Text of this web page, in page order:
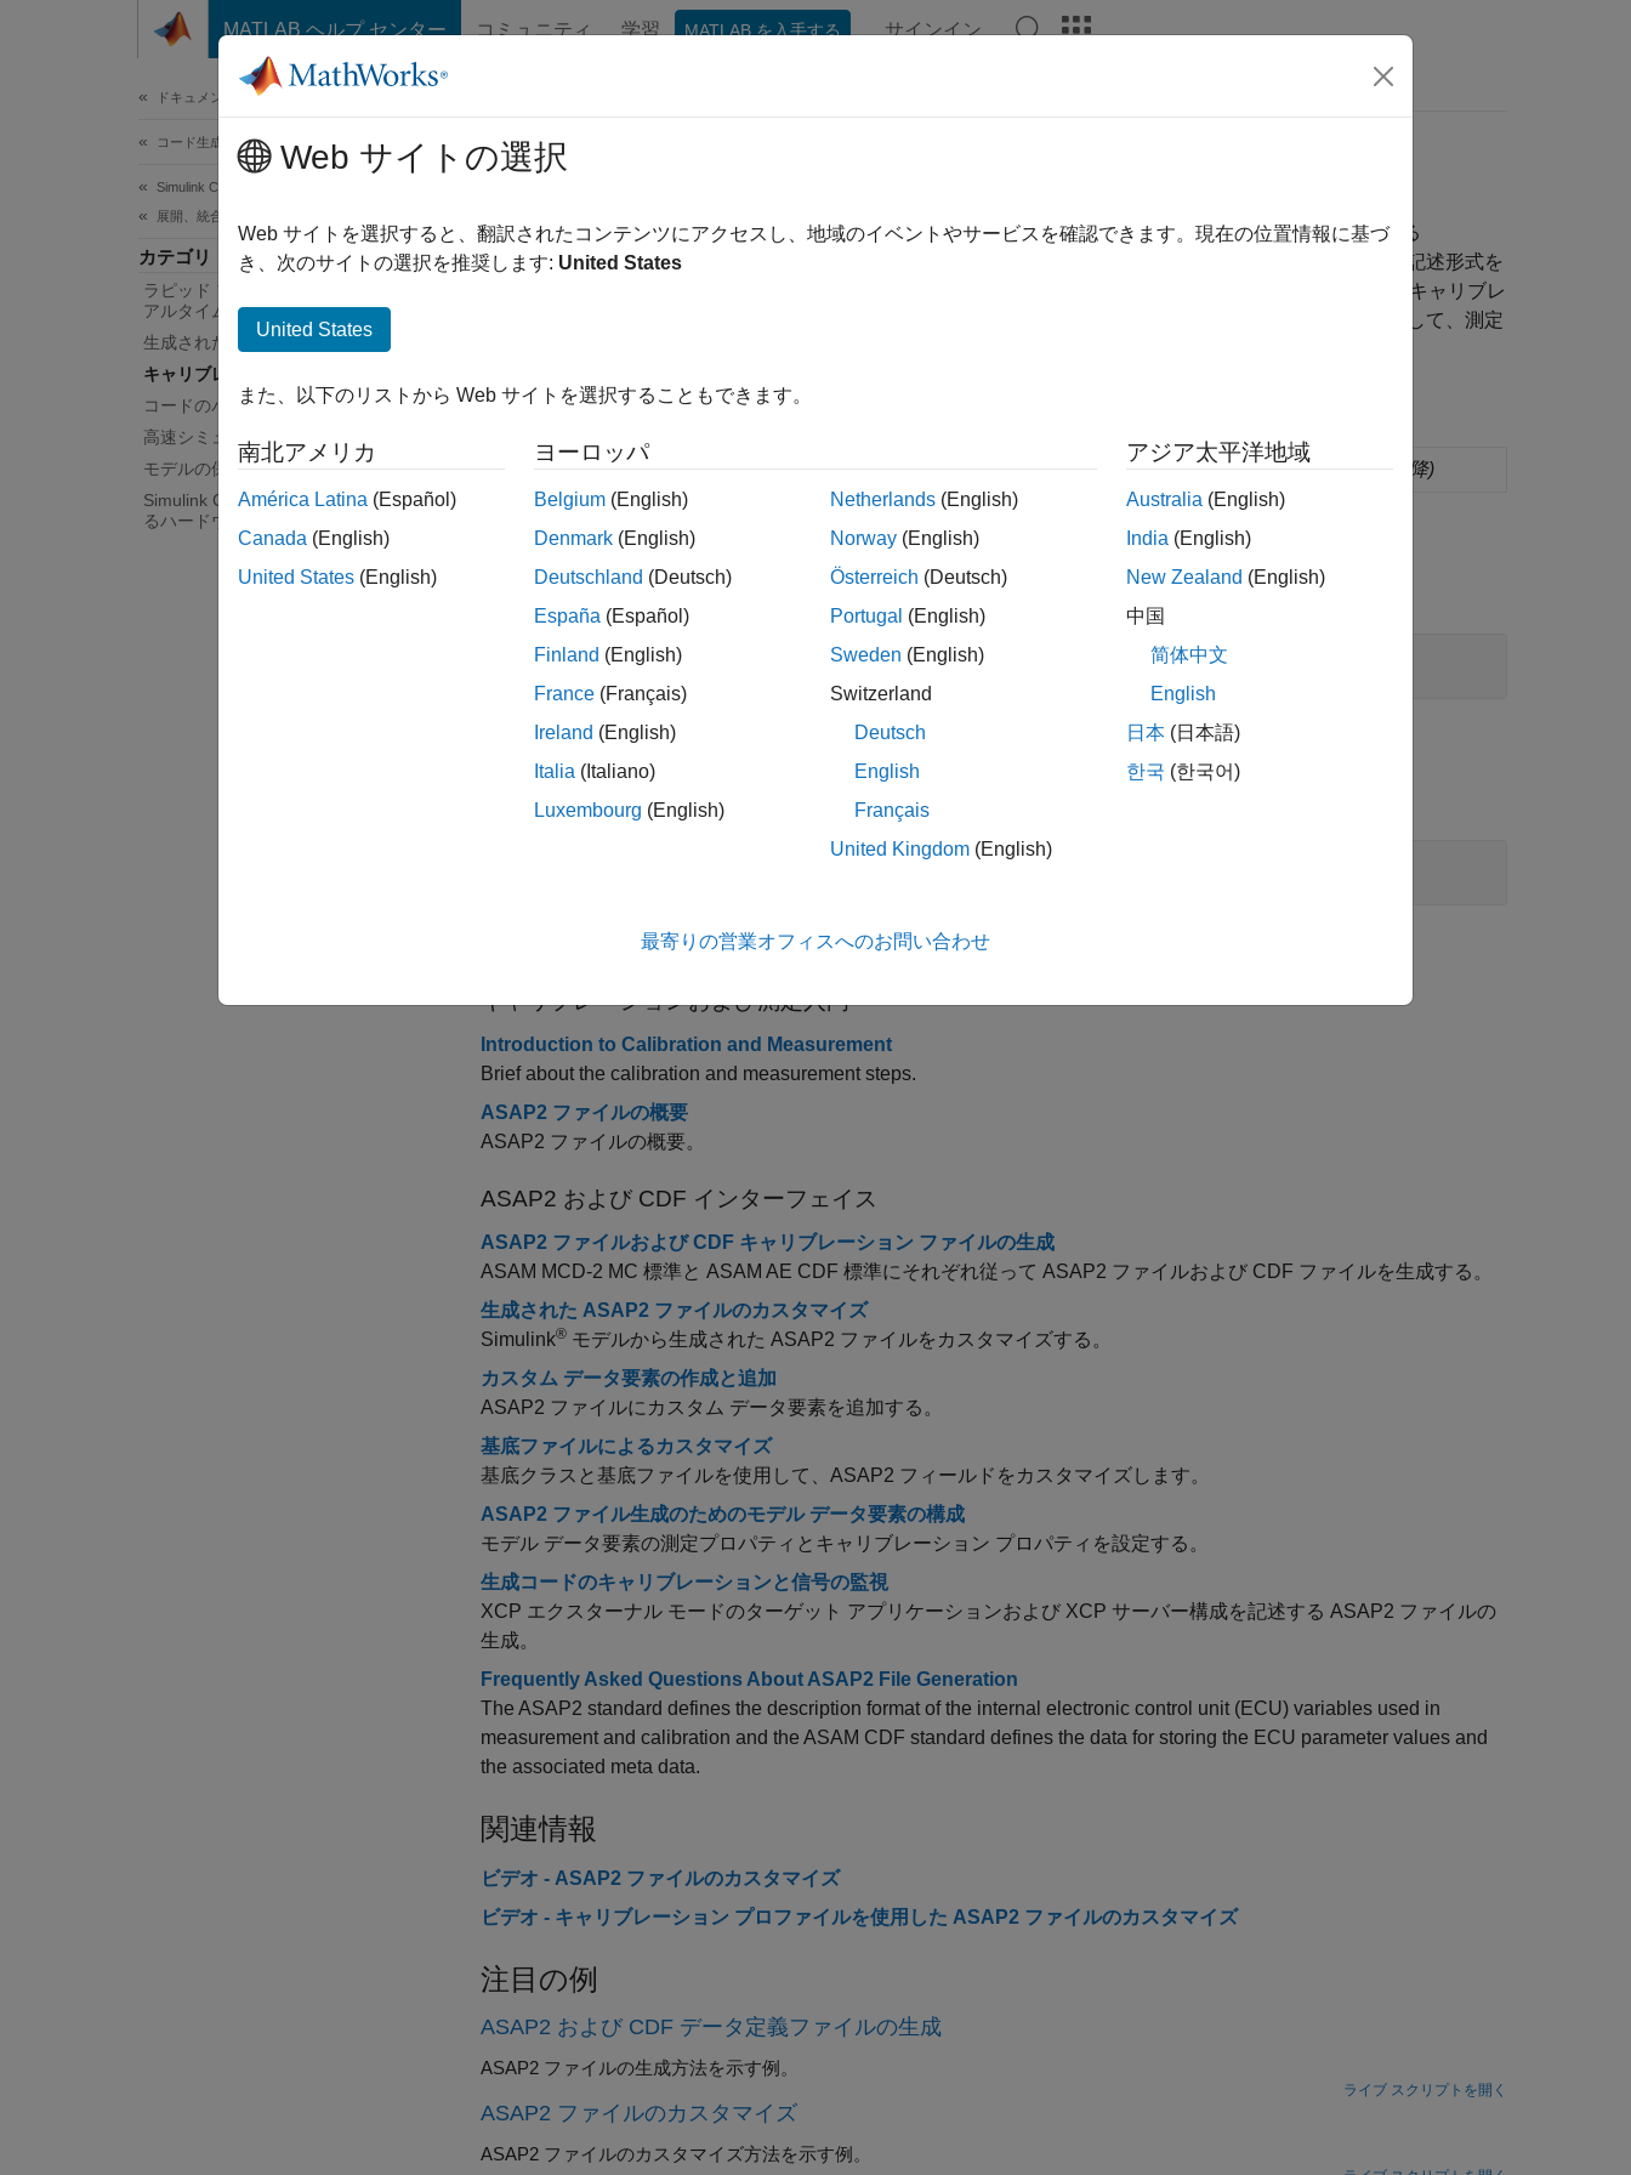
コンテンツへスキップ
MATLAB ヘルプ センター コミュニティ 学習 MATLAB を入手する サインイン
ドキュメンテーションのホーム
コード生成
Simulink Coder
展開、統合、サポートされているハードウェア
カテゴリ
ラピッド プロトタイピングおよびリ
アルタイム シミュレーション
生成されたコードのインターフェイス
キャリブレーションおよび測定
コードのパッケージ化
高速シミュレーション
モデルの保護
Simulink Coder でサポートされてい
るハードウェア
キャリブレーションおよび測定
ASAP2 および CDF キャリブレーション ファイルを使用してパラメーターを調整し、信号データを測定する
キャリブレーションは、精度と一貫性を満たすようにデバイスを調整するプロセスです。内部 ECU 変数の記述形式を
含む ASAP2 ファイルをエクスポートするか、マシンが判読可能な形式でパラメーターに関する情報を含むキャリブレ
ーション データ形式 (CDF) ファイルをエクスポートします。ASAP2 ファイルおよび CDF ファイルを使用して、測定
ツール
キャリブレーション ファイルの生成 ASAP2 ファイルおよび CDF ファイルを生成する(R2021b 以降)
クラス
すべて展開する
ASAP2 のカスタマイズ
関数
ASAP2 および CDF インターフェイス
キャリブレーションおよび測定入門
Introduction to Calibration and Measurement
Brief about the calibration and measurement steps.
ASAP2 ファイルの概要
ASAP2 ファイルの概要。
ASAP2 および CDF インターフェイス
ASAP2 ファイルおよび CDF キャリブレーション ファイルの生成
ASAM MCD-2 MC 標準と ASAM AE CDF 標準にそれぞれ従って ASAP2 ファイルおよび CDF ファイルを生成する。
生成された ASAP2 ファイルのカスタマイズ
Simulink® モデルから生成された ASAP2 ファイルをカスタマイズする。
カスタム データ要素の作成と追加
ASAP2 ファイルにカスタム データ要素を追加する。
基底ファイルによるカスタマイズ
基底クラスと基底ファイルを使用して、ASAP2 フィールドをカスタマイズします。
ASAP2 ファイル生成のためのモデル データ要素の構成
モデル データ要素の測定プロパティとキャリブレーション プロパティを設定する。
生成コードのキャリブレーションと信号の監視
XCP エクスターナル モードのターゲット アプリケーションおよび XCP サーバー構成を記述する ASAP2 ファイルの
生成。
Frequently Asked Questions About ASAP2 File Generation
The ASAP2 standard defines the description format of the internal electronic control unit (ECU) variables used in
measurement and calibration and the ASAM CDF standard defines the data for storing the ECU parameter values and
the associated meta data.
関連情報
ビデオ - ASAP2 ファイルのカスタマイズ
ビデオ - キャリブレーション プロファイルを使用した ASAP2 ファイルのカスタマイズ
注目の例
ASAP2 および CDF データ定義ファイルの生成
ASAP2 ファイルの生成方法を示す例。
ライブ スクリプトを開く
ASAP2 ファイルのカスタマイズ
ASAP2 ファイルのカスタマイズ方法を示す例。
Web サイトの選択
Web サイトを選択すると、翻訳されたコンテンツにアクセスし、地域のイベントやサービスを確認できます。現在の位置情報に基づ
き、次のサイトの選択を推奨します: United States
United States
また、以下のリストから Web サイトを選択することもできます。
南北アメリカ
América Latina (Español)
Canada (English)
United States (English)
ヨーロッパ
Belgium (English)
Denmark (English)
Deutschland (Deutsch)
España (Español)
Finland (English)
France (Français)
Ireland (English)
Italia (Italiano)
Luxembourg (English)
Netherlands (English)
Norway (English)
Österreich (Deutsch)
Portugal (English)
Sweden (English)
Switzerland
Deutsch
English
Français
United Kingdom (English)
アジア太平洋地域
Australia (English)
India (English)
New Zealand (English)
中国
简体中文
English
日本 (日本語)
한국 (한국어)
最寄りの営業オフィスへのお問い合わせ